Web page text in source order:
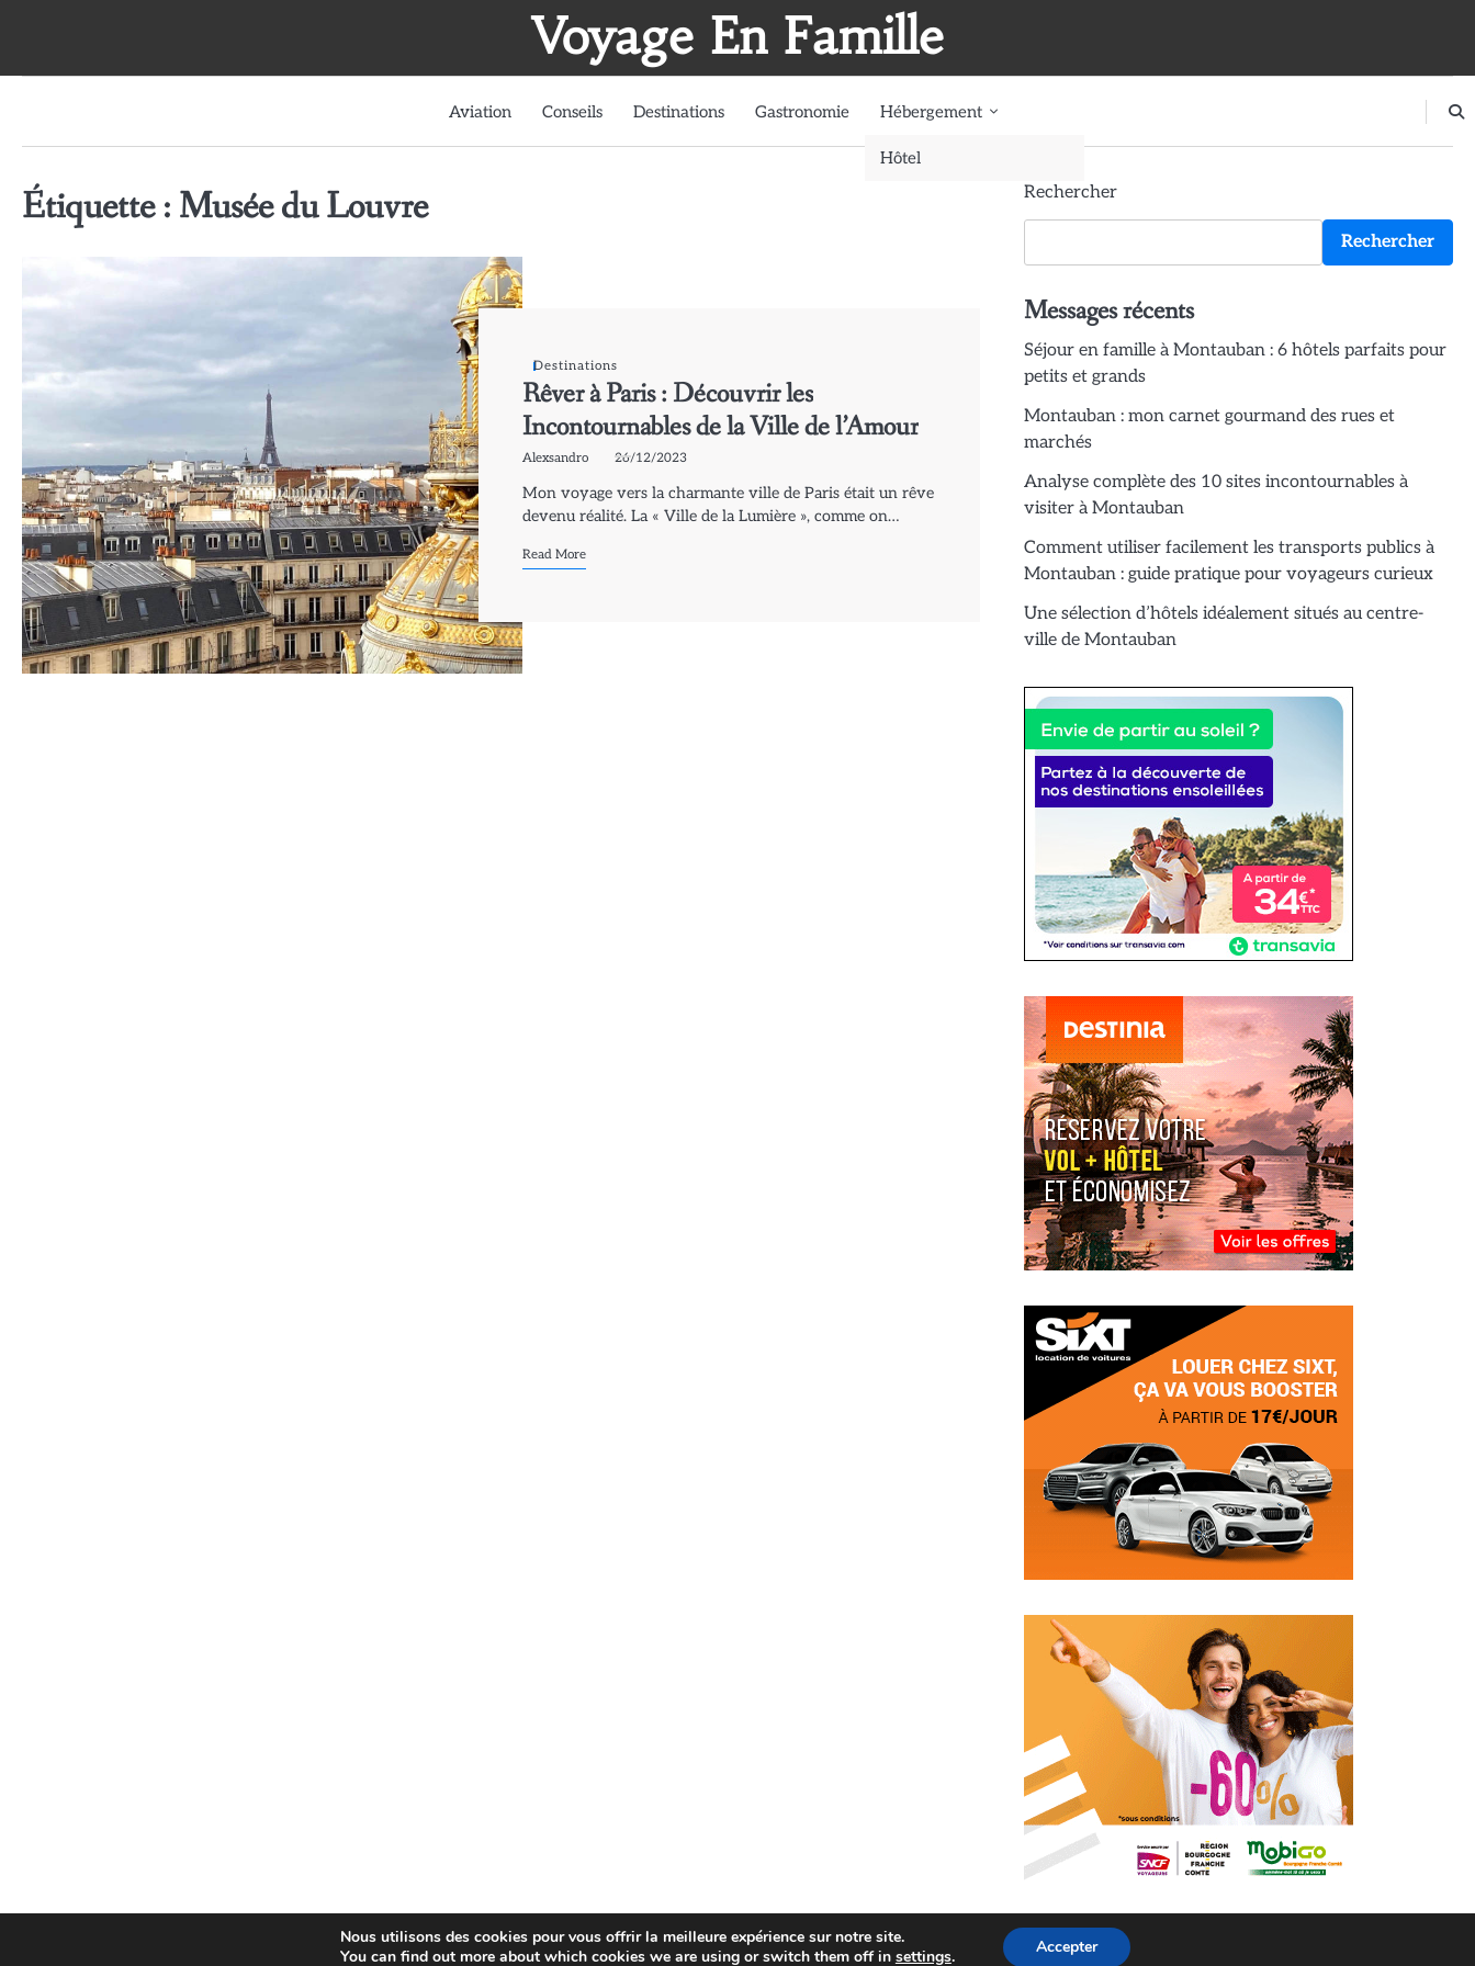
Voyage En Famille
Aviation Conseils Destinations Gastronomie Hébergement
Hôtel
Étiquette : Musée du Louvre
Destinations
Rêver à Paris : Découvrir les
Incontournables de la Ville de l’Amour
Alexsandro 26/12/2023
Mon voyage vers la charmante ville de Paris était un rêve
devenu réalité. La « Ville de la Lumière », comme on…
Read More
Rechercher
Rechercher
Messages récents
Séjour en famille à Montauban : 6 hôtels parfaits pour
petits et grands
Montauban : mon carnet gourmand des rues et
marchés
Analyse complète des 10 sites incontournables à
visiter à Montauban
Comment utiliser facilement les transports publics à
Montauban : guide pratique pour voyageurs curieux
Une sélection d’hôtels idéalement situés au centre-
ville de Montauban
Nous utilisons des cookies pour vous offrir la meilleure expérience sur notre site.
You can find out more about which cookies we are using or switch them off in settings. Accepter